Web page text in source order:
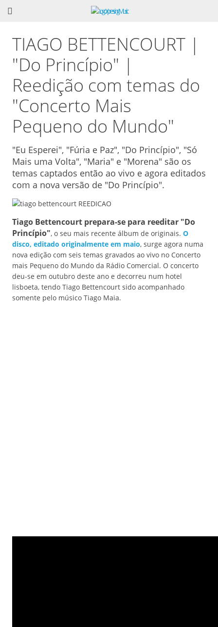
TIAGO BETTENCOURT |
"Do Princípio" |
Reedição com temas do
"Concerto Mais
Pequeno do Mundo"
"Eu Esperei", "Fúria e Paz", "Do Princípio", "Só
Mais uma Volta", "Maria" e "Morena" são os
temas captados então ao vivo e agora editados
com a nova versão de "Do Princípio".
Tiago Bettencourt prepara-se para reeditar "Do
Princípio", o seu mais recente álbum de originais. O
disco, editado originalmente em maio, surge agora numa
nova edição com seis temas gravados ao vivo no Concerto
mais Pequeno do Mundo da Rádio Comercial. O concerto
deu-se em outubro deste ano e decorreu num hotel
lisboeta, tendo Tiago Bettencourt sido acompanhado
somente pelo músico Tiago Maia.